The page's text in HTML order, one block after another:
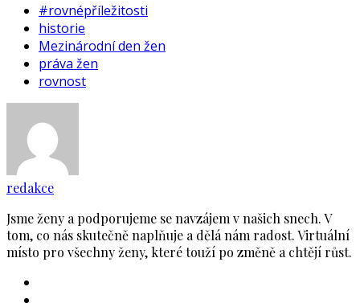
#rovnépříležitosti
historie
Mezinárodní den žen
práva žen
rovnost
redakce
Jsme ženy a podporujeme se navzájem v našich snech. V
tom, co nás skutečně naplňuje a dělá nám radost. Virtuální
místo pro všechny ženy, které touží po změně a chtějí růst.